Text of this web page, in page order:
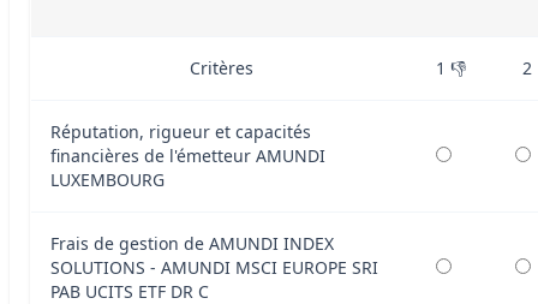
Critères 1 👎 2
Réputation, rigueur et capacités
financières de l'émetteur AMUNDI
LUXEMBOURG
Frais de gestion de AMUNDI INDEX
SOLUTIONS - AMUNDI MSCI EUROPE SRI
PAB UCITS ETF DR C